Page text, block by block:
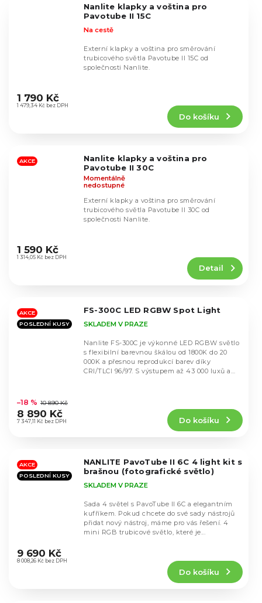
Nanlite klapky a voština pro
Pavotube II 15C
hodnocení
produktu
hvězdiček.
Na cestě
1 479,34 Kč bez DPH
1 790 Kč
Do košíku
Externí klapky a voština pro směrování
trubicového světla Pavotube II 15C od
společnosti Nanlite.
AKCE
Nanlite klapky a voština pro
Pavotube II 30C
hodnocení
produktu
hvězdiček.
Momentálně
nedostupné
1 314,05 Kč bez DPH
1 590 Kč
Detail
Externí klapky a voština pro směrování
trubicového světla Pavotube II 30C od
společnosti Nanlite.
AKCE
POSLEDNÍ KUSY
FS-300C LED RGBW Spot Light
hodnocení
produktu
je
hvězdiček.
SKLADEM V PRAZE
7 347,11 Kč bez DPH
–18 % 10 890 Kč
8 890 Kč
Do košíku
Nanlite FS-300C je výkonné LED RGBW světlo
s flexibilní barevnou škálou od 1800K do 20
000K a přesnou reprodukcí barev díky
CRI/TLCI 96/97. S výstupem až 43 000 luxů a
AKCE
POSLEDNÍ KUSY
NANLITE PavoTube II 6C 4 light kit s
brašnou (fotografické světlo)
hodnocení
produktu
SKLADEM V PRAZE
8 008,26 Kč bez DPH
9 690 Kč
Do košíku
Sada 4 světel s PavoTube II 6C a elegantním
kufříkem. Pokud chcete do své sady nástrojů
přidat nový nástroj, máme pro vás řešení. 4
mini RGB trubicové světlo, které je...